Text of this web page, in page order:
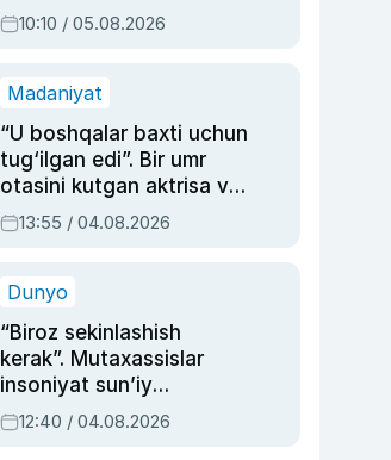
hukmi o‘qildi
10:10 / 05.08.2026
Madaniyat
“U boshqalar baxti uchun
tug‘ilgan edi”. Bir umr
otasini kutgan aktrisa va
dublyaj ustasi Rimma
Ahmedovaning
13:55 / 04.08.2026
Dunyo
“Biroz sekinlashish
kerak”. Mutaxassislar
insoniyat sun’iy
intellektni boshqara
olmay qolishidan xavotir
12:40 / 04.08.2026